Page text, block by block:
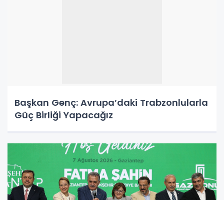
Başkan Genç: Avrupa’daki Trabzonlularla
Güç Birliği Yapacağız